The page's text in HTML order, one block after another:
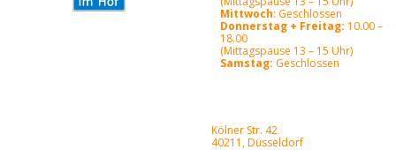
Mittwoch: Geschlossen
Donnerstag + Freitag: 10.00 –
18.00
(Mittagspause 13 – 15 Uhr)
Samstag: Geschlossen
Kölner Str. 42
40211, Düsseldorf